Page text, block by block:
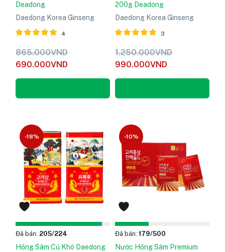
Deadong
Daedong Korea Ginseng
Được xếp
hạng
5.00
5
sao
4
865.000VND
690.000VND
200g Deadong
Daedong Korea Ginseng
Được xếp
hạng
5.00
5
sao
3
1.250.000VND
990.000VND
-18%
Đã bán: 205/224
Hồng Sâm Củ Khô Daedong
-10%
Đã bán: 179/500
Nước Hồng Sâm Premium